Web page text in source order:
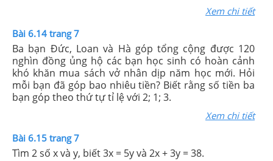
Xem chi tiết
Bài 6.14 trang 7
Ba bạn Đức, Loan và Hà góp tổng cộng được 120
nghìn đồng ủng hộ các bạn học sinh có hoàn cảnh
khó khăn mua sách vở nhân dịp năm học mới. Hỏi
mỗi bạn đã góp bao nhiêu tiền? Biết rằng số tiền ba
bạn góp theo thứ tự tỉ lệ với 2; 1; 3.
Xem chi tiết
Bài 6.15 trang 7
Tìm 2 số x và y, biết 3x = 5y và 2x + 3y = 38.